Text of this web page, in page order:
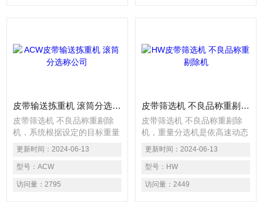
不合格产品自动剔除。
安全的操作。臂式的特点：速
度快，可以两边剔除；滑落式
皮带输送拣重机 滚筒分选称公司
皮带筛选机 不良品称重剔除
机，系统根据设定的目标重量
值，自动检测出产品的重量是
否合格、包装箱内产品的数量
是否有缺失、说明书或配件是
否漏装或多装等，发现不合格
品系统将自动发出警报或根据
更新时间： 2024-06-13
型号： ACW
访问量： 2795
皮带筛选机 不良品称重剔除机
皮带筛选机 不良品称重剔除
机，重量分选机是依高速动态
重量读取方式对成品物进行称
重检测。系统根据设定的目标
重量值，自动检测出产品的重
量是否合格、包装箱内产品的
数量是否有缺失、说明书或配
更新时间： 2024-06-13
型号： HW
访问量： 2449